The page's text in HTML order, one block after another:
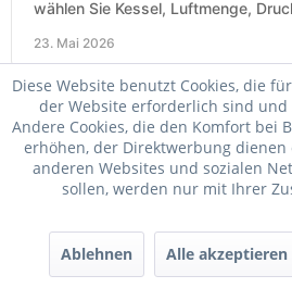
wählen Sie Kessel, Luftmenge,
23. Mai 2026
Diese Website benutzt Cookies, die
der Website erforderlich sind und
Andere Cookies, die den Komfort bei
erhöhen, der Direktwerbung
anderen Websites und sozialen
sollen, werden nur mit Ihrer
Ablehnen Alle akzeptieren